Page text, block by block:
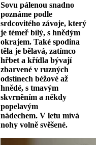
Sovu pálenou snadno
poznáme podle
srdcovitého závoje, který
je témeř bílý, s hnědým
okrajem. Také spodina
těla je bělavá, zatímco
hřbet a křídla bývají
zbarvené v ruzných
odstínech béžové až
hnědé, s tmavým
skvrněním a někdy
popelavým
nádechem. V letu mívá
nohy volně svěšené.